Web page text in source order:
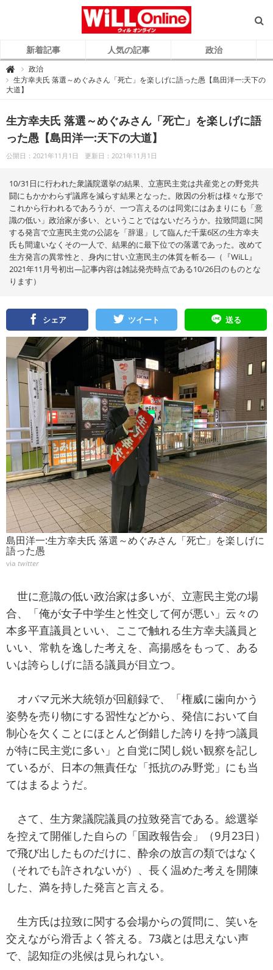
新着記事 人気の記事 政治

i
L
L
i
n
e
（
ィ
ラ
イ
ン
）
政治
生方幸夫氏 落選～めぐみさん「死亡」を楽しげに語った愚【島田洋一:天下の
大道】
生方幸夫氏 落選～めぐみさん「死亡」を楽しげに語
った愚【島田洋一:天下の大道】
公開日：2021年11月1日 更新日：2021年11月1日
10/31日に行われた衆議院選挙の結果、立憲民主党は共産党との野党共
闘にもかかわらず議席を減らす結果となった。敗因の分析は様々な形で
これから行われるであろうが、一つ言えるのは同党にはあまりにも「意
識の低い」政治家が多い、ということではないだろうか。拉致問題に関
する発言で立憲民主党の公認を「辞退」して臨んだ千葉6区の生方幸夫
氏も間違いなくその一人で、結果的に最下位での落選であった。改めて
生方発言の異常性と、身内に甘い立憲民主の体質を斬る―（『WiLL』
2021年11月号初出―記事内容は雑誌発売時点である10/26日のものとな
ります）
シェア ツイート 送る
島田洋一:生方幸夫氏 落選～めぐみさん「死亡」を楽しげに
語った愚
via twitter
世に意識の低い政治家は多いが、立憲民主党の場
合、「俺が女子中学生と性交して何が悪い」云々の
本多平直議員といい、ここで触れる生方幸夫議員と
いい、常軌を逸した考えを、高揚感をもって、ある
いは誇らしげに語る議員が目立つ。
オバマ元米大統領が回顧録で、「権威に歯向かう
姿勢を売り物にする習性などから、発信において自
制心を欠くことにほとんど倒錯した誇りを持つ議員
が特に民主党に多い」と自党に関し鋭い観察を記し
ているが、日本の無責任な「抵抗のみ野党」にも当
てはまるようだ。
さて、生方衆議院議員の拉致発言である。総選挙
を控えて開催した自らの「国政報告会」（9月23日）
で飛び出したものだけに、酔余の放言の類ではなく
（それでも許されないが）、長く温めた考えを開陳
した、満を持した発言と言える。
生方氏は拉致に関する会場からの質問に、笑いを
交えながら滑舌よく答える。73歳とは思えない声
で、認知症の兆候は見られない。